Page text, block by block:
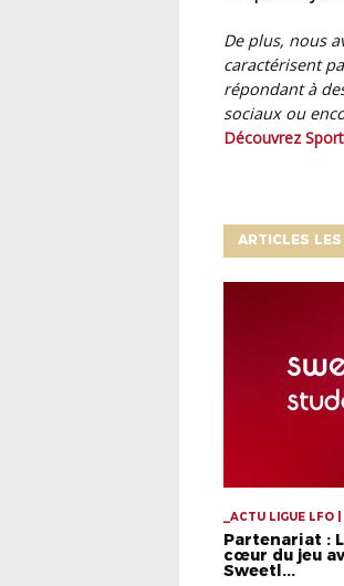
De plus, nous
caractérisent
répondant à
sociaux ou
Découvrez
ARTICLES
_ACTU LIGUE LFO
Partenariat :
cœur du jeu
Sweetl...